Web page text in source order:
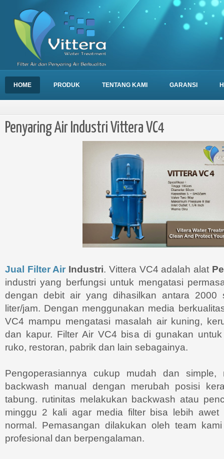
HOME PRODUK TENTANG KAMI GARANSI
Penyaring Air Industri Vittera VC4
Jual Filter Air Industri. Vittera VC4 adalah alat
industri yang berfungsi untuk mengatasi
dengan debit air yang dihasilkan antara 2000
liter/jam. Dengan menggunakan media
VC4 mampu mengatasi masalah air kuning,
dan kapur. Filter Air VC4 bisa di gunakan
ruko, restoran, pabrik dan lain sebagainya.
Pengoperasiannya cukup mudah dan simple,
backwash manual dengan merubah posisi
tabung. rutinitas melakukan backwash atau
minggu 2 kali agar media filter bisa lebih awet
normal. Pemasangan dilakukan oleh team
profesional dan berpengalaman.